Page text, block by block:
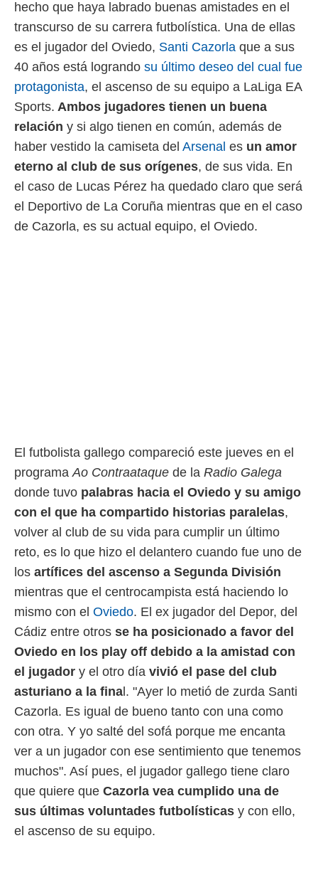
de
disponible
cookies
aceptar
o
aunque
no
acceder a
abono
únicos
similares
como
IP
de
traten tus
hecho que haya labrado buenas amistades en el
transcurso de su carrera futbolística. Una de ellas
es el jugador del Oviedo, Santi Cazorla que a sus
40 años está logrando su último deseo del cual fue
protagonista, el ascenso de su equipo a LaLiga EA
Sports. Ambos jugadores tienen un buena
relación y si algo tienen en común, además de
haber vestido la camiseta del Arsenal es un amor
eterno al club de sus orígenes, de sus vida. En
el caso de Lucas Pérez ha quedado claro que será
el Deportivo de La Coruña mientras que en el caso
de Cazorla, es su actual equipo, el Oviedo.
El futbolista gallego compareció este jueves en el
programaAo Contraataque de la Radio Galega
donde tuvo palabras hacia el Oviedo y su amigo
con el que ha compartido historias paralelas,
volver al club de su vida para cumplir un último
reto, es lo que hizo el delantero cuando fue uno de
los artífices del ascenso a Segunda División
mientras que el centrocampista está haciendo lo
mismo con el Oviedo. El ex jugador del Depor, del
Cádiz entre otros se ha posicionado a favor del
Oviedo en los play off debido a la amistad con
el jugador y el otro día vivió el pase del club
asturiano a la fina l. "Ayer lo metió de zurda Santi
Cazorla. Es igual de bueno tanto con una como
con otra. Y yo salté del sofá porque me encanta
ver a un jugador con ese sentimiento que tenemos
muchos". Así pues, el jugador gallego tiene claro
que quiere que Cazorla vea cumplido una de
sus últimas voluntades futbolísticas y con ello,
el ascenso de su equipo.